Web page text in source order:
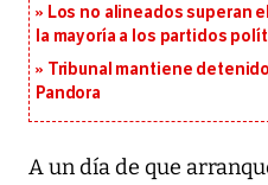
Los no alineados superan
la mayoría a los partidos
Tribunal mantiene
Pandora
A un día de que